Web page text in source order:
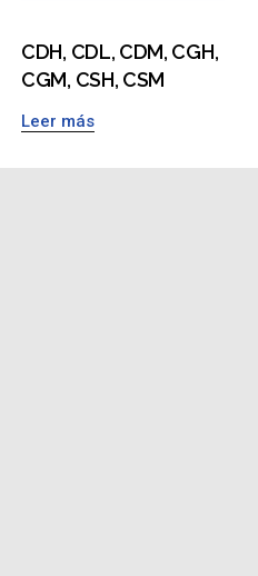
CDH, CDL, CDM, CGH,
CGM, CSH, CSM
Leer más